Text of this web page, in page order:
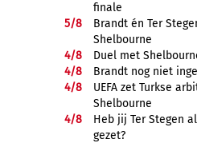
finale
5/8
Brandt én Ter
Shelbourne
4/8
Duel met
4/8
Brandt nog niet
4/8
UEFA zet Turkse
Shelbourne
4/8
Heb jij Ter Stegen
gezet?